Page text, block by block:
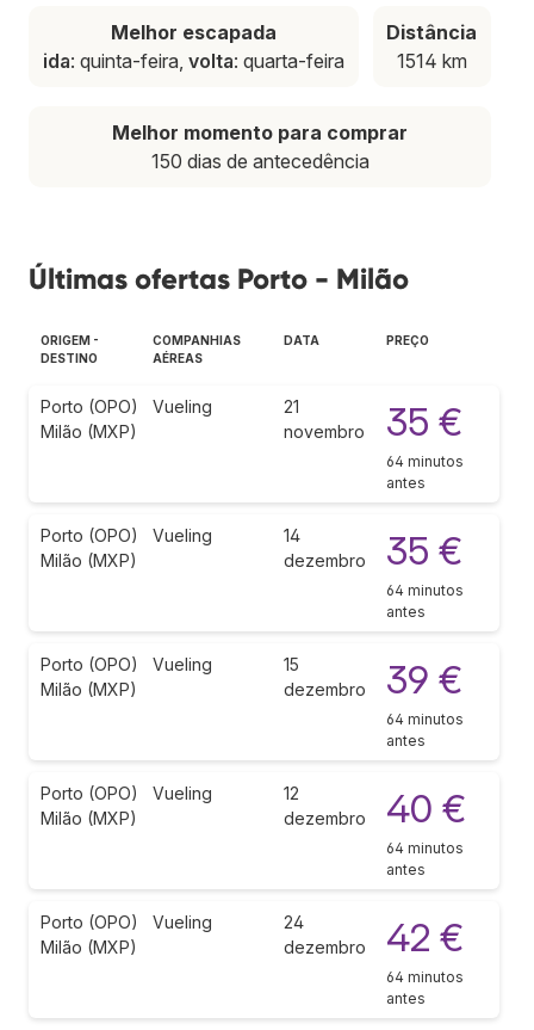
Melhor escapada
ida: quinta-feira, volta: quarta-feira
Distância
1514 km
Melhor momento para comprar
150 dias de antecedência
Últimas ofertas Porto - Milão
ORIGEM -
DESTINO
COMPANHIAS
AÉREAS
DATA PREÇO
Porto (OPO)
Milão (MXP)
Vueling
21
novembro
35 €
64 minutos
antes
Porto (OPO)
Milão (MXP)
Vueling
14
dezembro
35 €
64 minutos
antes
Porto (OPO)
Milão (MXP)
Vueling
15
dezembro
39 €
64 minutos
antes
Porto (OPO)
Milão (MXP)
Vueling
12
dezembro
40 €
64 minutos
antes
Porto (OPO)
Milão (MXP)
Vueling
24
dezembro
42 €
64 minutos
antes